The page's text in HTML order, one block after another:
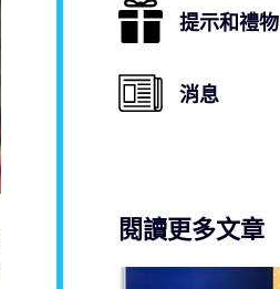
提示和禮物
消息
閱讀更多文章